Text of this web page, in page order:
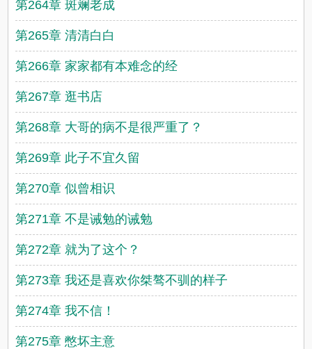
第264章 斑斓老成
第265章 清清白白
第266章 家家都有本难念的经
第267章 逛书店
第268章 大哥的病不是很严重了？
第269章 此子不宜久留
第270章 似曾相识
第271章 不是诫勉的诫勉
第272章 就为了这个？
第273章 我还是喜欢你桀骜不驯的样子
第274章 我不信！
第275章 憋坏主意